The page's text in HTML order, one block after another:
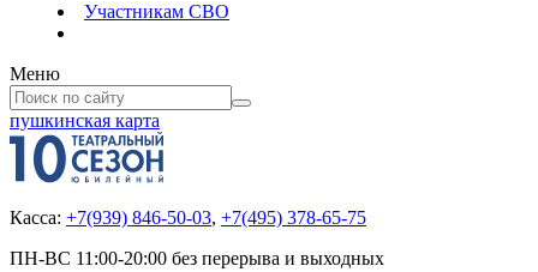
Участникам СВО
Меню
пушкинская карта
Касса: +7(939) 846-50-03, +7(495) 378-65-75
ПН-ВС 11:00-20:00 без перерыва и выходных